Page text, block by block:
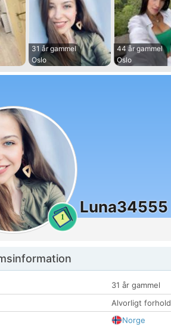
31 år gammel
Oslo
44 år gammel
Oslo
1
Luna34555
31 år gammel
Alvorligt forhold
Norge